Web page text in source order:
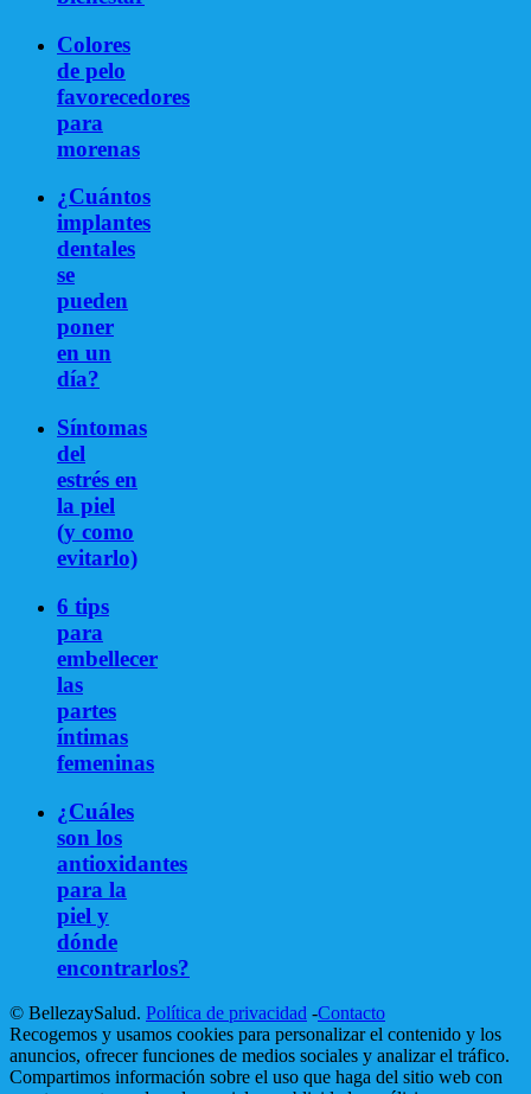
Colores
de pelo
favorecedores
para
morenas
¿Cuántos
implantes
dentales
se
pueden
poner
en un
día?
Síntomas
del
estrés en
la piel
(y como
evitarlo)
6 tips
para
embellecer
las
partes
íntimas
femeninas
¿Cuáles
son los
antioxidantes
para la
piel y
dónde
encontrarlos?
© BellezaySalud. Política de privacidad -Contacto
Recogemos y usamos cookies para personalizar el contenido y los
anuncios, ofrecer funciones de medios sociales y analizar el tráfico.
Compartimos información sobre el uso que haga del sitio web con